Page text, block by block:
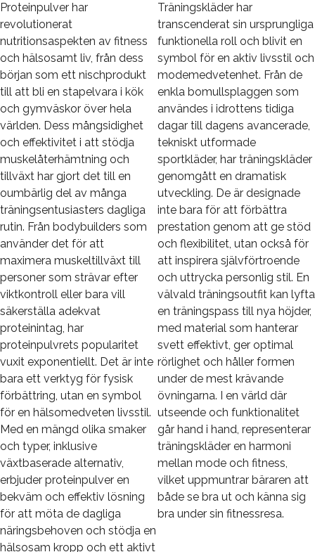
Proteinpulver har
revolutionerat
nutritionsaspekten av fitness
och hälsosamt liv, från dess
början som ett nischprodukt
till att bli en stapelvara i kök
och gymväskor över hela
världen. Dess mångsidighet
och effektivitet i att stödja
muskelåterhämtning och
tillväxt har gjort det till en
oumbärlig del av många
träningsentusiasters dagliga
rutin. Från bodybuilders som
använder det för att
maximera muskeltillväxt till
personer som strävar efter
viktkontroll eller bara vill
säkerställa adekvat
proteinintag, har
proteinpulvrets popularitet
vuxit exponentiellt. Det är inte
bara ett verktyg för fysisk
förbättring, utan en symbol
för en hälsomedveten livsstil.
Med en mängd olika smaker
och typer, inklusive
växtbaserade alternativ,
erbjuder proteinpulver en
bekväm och effektiv lösning
för att möta de dagliga
näringsbehoven och stödja en
hälsosam kropp och ett aktivt
Träningskläder har
transcenderat sin ursprungliga
funktionella roll och blivit en
symbol för en aktiv livsstil och
modemedvetenhet. Från de
enkla bomullsplaggen som
användes i idrottens tidiga
dagar till dagens avancerade,
tekniskt utformade
sportkläder, har träningskläder
genomgått en dramatisk
utveckling. De är designade
inte bara för att förbättra
prestation genom att ge stöd
och flexibilitet, utan också för
att inspirera självförtroende
och uttrycka personlig stil. En
välvald träningsoutfit kan lyfta
en träningspass till nya höjder,
med material som hanterar
svett effektivt, ger optimal
rörlighet och håller formen
under de mest krävande
övningarna. I en värld där
utseende och funktionalitet
går hand i hand, representerar
träningskläder en harmoni
mellan mode och fitness,
vilket uppmuntrar bäraren att
både se bra ut och känna sig
bra under sin fitnessresa.